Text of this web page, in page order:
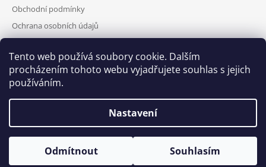
Tento web používá soubory cookie. Dalším
procházením tohoto webu vyjadřujete souhlas s jejich
používáním.
Nastavení
Odmítnout Souhlasím
Obchodní podmínky
Ochrana osobních údajů
Doprava a platba
Napište nám
Vytvořil Shoptet
© 2026 Qubus. Všechna práva vyhrazena.